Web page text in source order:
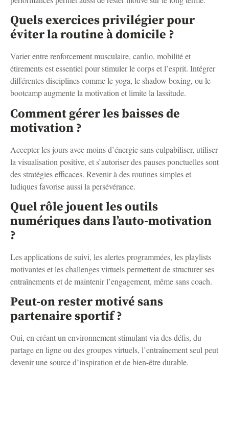
Quels exercices privilégier pour
éviter la routine à domicile ?
Varier entre renforcement musculaire, cardio, mobilité et
étirements est essentiel pour stimuler le corps et l’esprit. Intégrer
différentes disciplines comme le yoga, le shadow boxing, ou le
bootcamp augmente la motivation et limite la lassitude.
Comment gérer les baisses de
motivation ?
Accepter les jours avec moins d’énergie sans culpabiliser, utiliser
la visualisation positive, et s’autoriser des pauses ponctuelles sont
des stratégies efficaces. Revenir à des routines simples et
ludiques favorise aussi la persévérance.
Quel rôle jouent les outils
numériques dans l’auto-motivation
?
Les applications de suivi, les alertes programmées, les playlists
motivantes et les challenges virtuels permettent de structurer ses
entraînements et de maintenir l’engagement, même sans coach.
Peut-on rester motivé sans
partenaire sportif ?
Oui, en créant un environnement stimulant via des défis, du
partage en ligne ou des groupes virtuels, l’entraînement seul peut
devenir une source d’inspiration et de bien-être durable.